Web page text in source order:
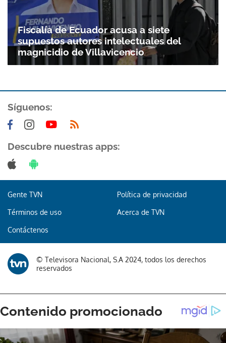
Fiscalía de Ecuador acusa a siete
supuestos autores intelectuales del
magnicidio de Villavicencio
Síguenos:
Descubre nuestras apps:
Gente TVN Política de privacidad
Términos de uso Acerca de TVN
Contáctenos
© Televisora Nacional, S.A 2024, todos los derechos
reservados